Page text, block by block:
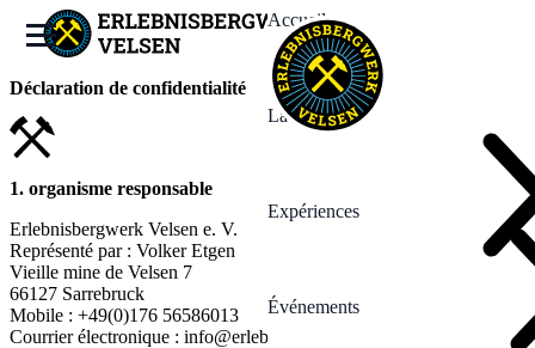
Accueil
La Mine
Expériences
Événements
Déclaration de confidentialité
1. organisme responsable
Erlebnisbergwerk Velsen e. V.
Représenté par : Volker Etgen
Vieille mine de Velsen 7
66127 Sarrebruck
Mobile : +49(0)176 56586013
Courrier électronique : info@erlebnisbergwerkvelsen.de